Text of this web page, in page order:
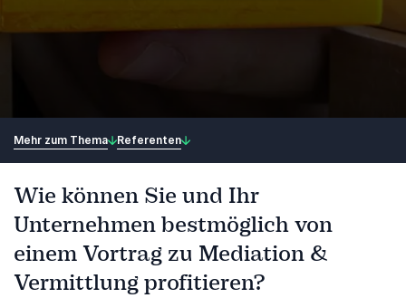
Mehr zum Thema Referenten
Wie können Sie und Ihr
Unternehmen bestmöglich von
einem Vortrag zu Mediation &
Vermittlung profitieren?